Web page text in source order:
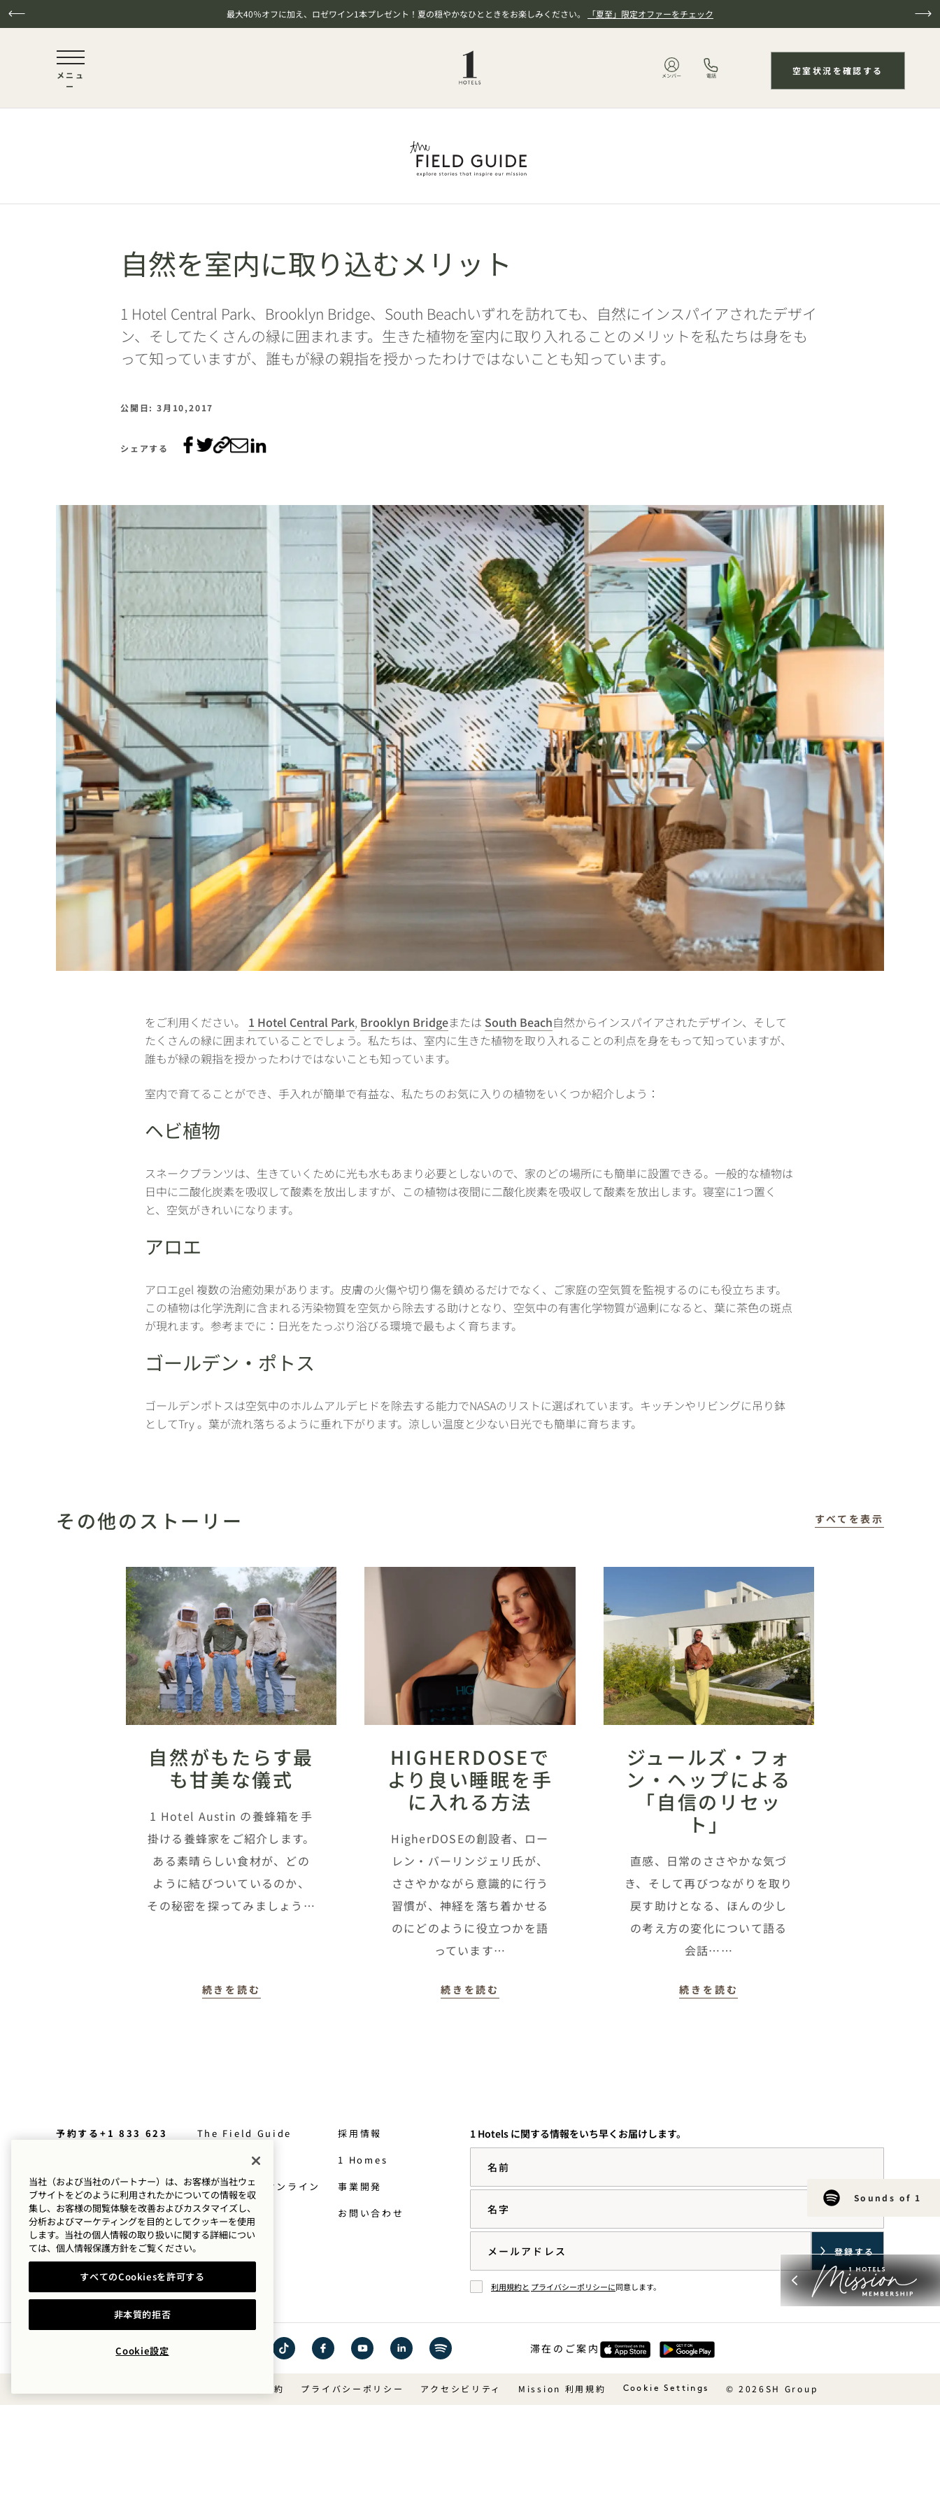
最大40％オフに加え、ロゼワイン1本プレゼント！夏の穏やかなひとときをお楽しみください。 「夏至」限定オファーをチェック
NaN / 6
メニュ
ー
メンバー 電話 空室状況を確認する
自然を室内に取り込むメリット
1 Hotel Central Park、Brooklyn Bridge、South Beachいずれを訪れても、自然にインスパイアされたデザイ
ン、そしてたくさんの緑に囲まれます。生きた植物を室内に取り入れることのメリットを私たちは身をも
って知っていますが、誰もが緑の親指を授かったわけではないことも知っています。
公開日: 3月10,2017
シェアする
をご利用ください。 1 Hotel Central Park, Brooklyn Bridgeまたは South Beach自然からインスパイアされたデザイン、そして
たくさんの緑に囲まれていることでしょう。私たちは、室内に生きた植物を取り入れることの利点を身をもって知っていますが、
誰もが緑の親指を授かったわけではないことも知っています。
室内で育てることができ、手入れが簡単で有益な、私たちのお気に入りの植物をいくつか紹介しよう：
ヘビ植物
スネークプランツは、生きていくために光も水もあまり必要としないので、家のどの場所にも簡単に設置できる。一般的な植物は
日中に二酸化炭素を吸収して酸素を放出しますが、この植物は夜間に二酸化炭素を吸収して酸素を放出します。寝室に1つ置く
と、空気がきれいになります。
アロエ
アロエgel 複数の治癒効果があります。皮膚の火傷や切り傷を鎮めるだけでなく、ご家庭の空気質を監視するのにも役立ちます。
この植物は化学洗剤に含まれる汚染物質を空気から除去する助けとなり、空気中の有害化学物質が過剰になると、葉に茶色の斑点
が現れます。参考までに：日光をたっぷり浴びる環境で最もよく育ちます。
ゴールデン・ポトス
ゴールデンポトスは空気中のホルムアルデヒドを除去する能力でNASAのリストに選ばれています。キッチンやリビングに吊り鉢
としてTry 。葉が流れ落ちるように垂れ下がります。涼しい温度と少ない日光でも簡単に育ちます。
その他のストーリー すべてを表示
自然がもたらす最
も甘美な儀式
1 Hotel Austin の養蜂箱を手
掛ける養蜂家をご紹介します。
ある素晴らしい食材が、どの
ように結びついているのか、
その秘密を探ってみましょう…
続きを読む
HIGHERDOSEで
より良い睡眠を手
に入れる方法
HigherDOSEの創設者、ロー
レン・バーリンジェリ氏が、
ささやかながら意識的に行う
習慣が、神経を落ち着かせる
のにどのように役立つかを語
っています…
続きを読む
ジュールズ・フォ
ン・ヘップによる
「自信のリセッ
ト」
直感、日常のささやかな気づ
き、そして再びつながりを取り
戻す助けとなる、ほんの少し
の考え方の変化について語る
会話……
続きを読む
Sounds of 1
予約する+1 833 623
0111
私たちのストーリー
サステナビリティ
The Field Guide
プレス情報
Goodthingsオンライン
ショップ
Mission
採用情報
1 Homes
事業開発
お問い合わせ
1 Hotels に関する情報をいち早くお届けします。
同意する
利用規約と プライバシーポリシーに同意します。
グラ
で1
Hotels
で1
で1
で1
で1
滞在のご案内
利用規約 プライバシーポリシー アクセシビリティ Mission 利用規約 Cookie Settings © 2026SH Group
当社（および当社のパートナー）は、お客様が当社ウェ
ブサイトをどのように利用されたかについての情報を収
集し、お客様の閲覧体験を改善およびカスタマイズし、
分析およびマーケティングを目的としてクッキーを使用
します。当社の個人情報の取り扱いに関する詳細につい
ては、 個人情報保護方針をご覧ください。
すべてのCookiesを許可する
非本質的拒否
Cookie設定